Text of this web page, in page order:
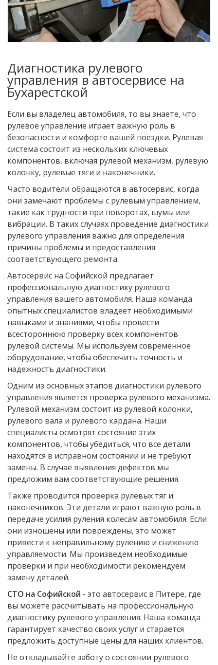
Диагностика рулевого
управления в автосервисе на
Бухарестской
Если вы владелец автомобиля, то вы знаете, что
рулевое управление играет важную роль в
безопасности и комфорте вашей поездки. Рулевая
система состоит из нескольких ключевых
компонентов, включая рулевой механизм, рулевую
колонку, рулевые тяги и наконечники.
Часто водители обращаются в автосервис, когда
они замечают проблемы с рулевым управлением,
такие как трудности при поворотах, шумы или
вибрации. В таких случаях проведение диагностики
рулевого управления важно для определения
причины проблемы и предоставления
соответствующего ремонта.
Автосервис на Софийской предлагает
профессиональную диагностику рулевого
управления вашего автомобиля. Наша команда
опытных специалистов владеет необходимыми
навыками и знаниями, чтобы провести
всестороннюю проверку всех компонентов
рулевой системы. Мы используем современное
оборудование, чтобы обеспечить точность и
надежность диагностики.
Одним из основных этапов диагностики рулевого
управления является проверка рулевого механизма.
Рулевой механизм состоит из рулевой колонки,
рулевого вала и рулевого кардана. Наши
специалисты осмотрят состояние этих
компонентов, чтобы убедиться, что все детали
находятся в исправном состоянии и не требуют
замены. В случае выявления дефектов мы
предложим вам соответствующие решения.
Также проводится проверка рулевых тяг и
наконечников. Эти детали играют важную роль в
передаче усилия руления колесам автомобиля. Если
они изношены или повреждены, это может
привести к неправильному рулению и снижению
управляемости. Мы произведем необходимые
проверки и при необходимости рекомендуем
замену деталей.
СТО на Софийской - это автосервис в Питере, где
вы можете рассчитывать на профессиональную
диагностику рулевого управления. Наша команда
гарантирует качество своих услуг и старается
предложить доступные цены для наших клиентов.
Не откладывайте заботу о состоянии рулевого